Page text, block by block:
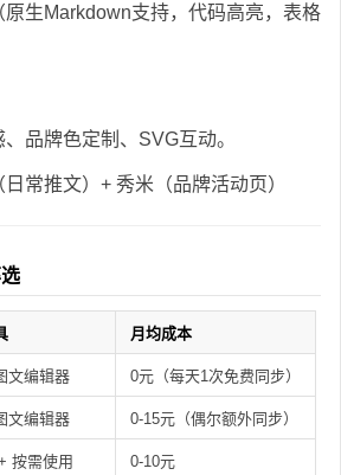
原生Markdown支持，代码高亮，表格
品牌色定制、SVG互动。
常推文）+ 秀米（品牌活动页）
月均成本
文编辑器 0元（每天1次免费同步）
文编辑器 0-15元（偶尔额外同步）
按需使用 0-10元